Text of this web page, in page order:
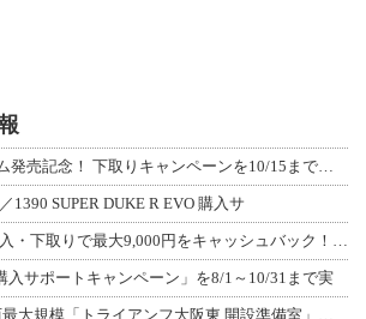
1390 SUPER DUKE R EVO 購入サ
入サポートキャンペーン」を8/1～10/31まで実